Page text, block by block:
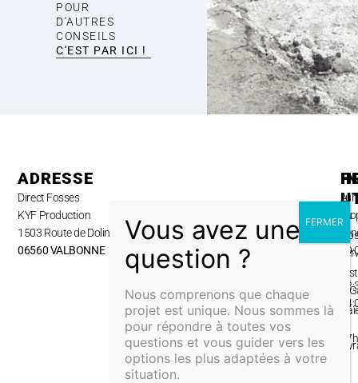
POUR
D'AUTRES
CONSEILS
C'EST PAR ICI !
ADRESSE
Direct Fosses
KYF Production
1503 Route de Dolines,
06560 VALBONNE
au
A
&
Nous comprenons que chaque
projet est unique. Nous sommes là
pour répondre à toutes vos
questions et vous guider vers les
options les plus adaptées à votre
situation.